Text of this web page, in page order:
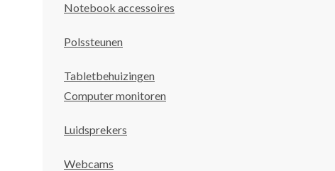
Notebook accessoires
Polssteunen
Tabletbehuizingen
Computer monitoren
Luidsprekers
Webcams